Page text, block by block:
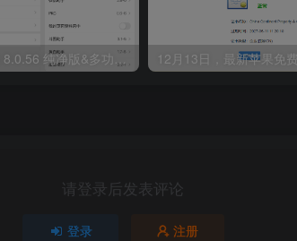
iOS 微信 8.0.56 纯净版&多功能版
请登录后发表评论
登录 注册